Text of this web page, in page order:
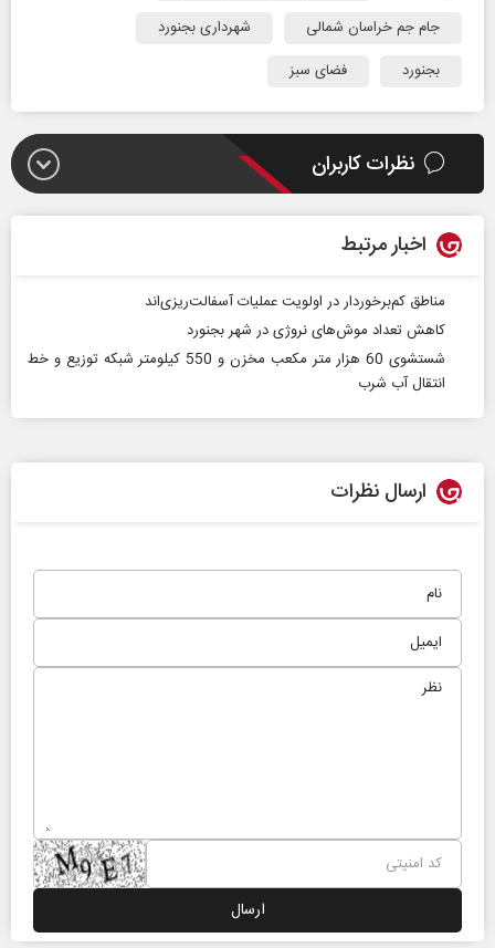
جام جم خراسان شمالی
شهرداری بجنورد
بجنورد
فضای سبز
نظرات کاربران
اخبار مرتبط
مناطق کم‌برخوردار در اولویت عملیات آسفالت‌ریزی‌اند
کاهش تعداد موش‌های نروژی در شهر بجنورد
شستشوی 60 هزار متر مکعب مخزن و 550 کیلومتر شبکه توزیع و خط
انتقال آب شرب
ارسال نظرات